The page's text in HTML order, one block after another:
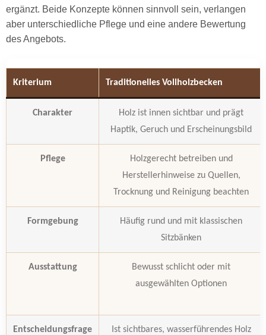
ergänzt. Beide Konzepte können sinnvoll sein, verlangen
aber unterschiedliche Pflege und eine andere Bewertung
des Angebots.
Kriterium Traditionelles Vollholzbecken
Charakter
Holz ist innen sichtbar und prägt
Haptik, Geruch und Erscheinungsbild
Pflege
Holzgerecht betreiben und
Herstellerhinweise zu Quellen,
Trocknung und Reinigung beachten
Formgebung
Häufig rund und mit klassischen
Sitzbänken
Ausstattung
Bewusst schlicht oder mit
ausgewählten Optionen
Entscheidungsfrage
Ist sichtbares, wasserführendes Holz